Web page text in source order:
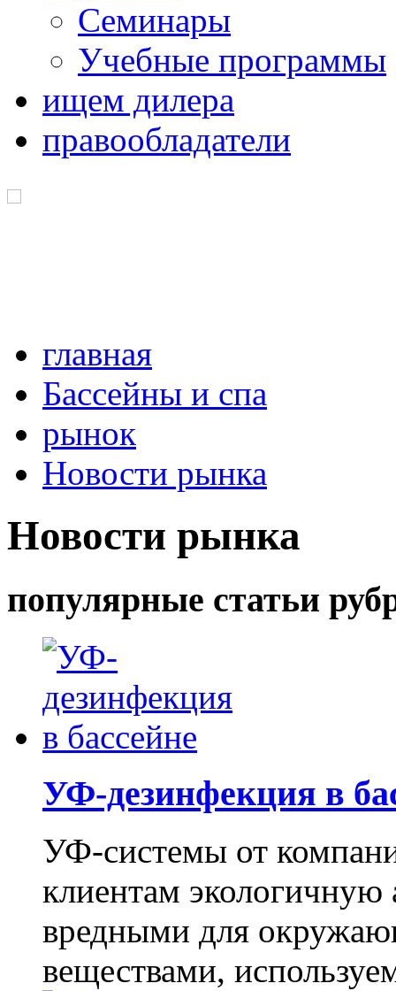
Семинары
Учебные программы
ищем дилера
правообладатели
главная
Бассейны и спа
рынок
Новости рынка
Новости рынка
популярные статьи
УФ-дезинфекция в
УФ-системы от
клиентам экологичную
вредными для
веществами,